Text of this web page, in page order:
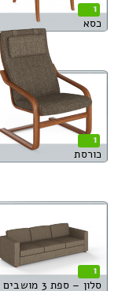
1
כסא
1
כורסת
1
סלון – ספת 3 מושבים